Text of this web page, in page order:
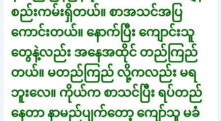
စည်းကမ်းရှိတယ်။ စာအသင်အပြ
ကောင်းတယ်။ နောက်ပြီး ကျောင်းသူ
တွေနဲ့လည်း အနေအထိုင် တည်ကြည်
တယ်။ မတည်ကြည် လို့ကလည်း မရ
ဘူးလေ။ ကိုယ်က စာသင်ပြီး ရပ်တည်
နေတာ နာမည်ပျက်တော့ ကျော်သူ မခံ